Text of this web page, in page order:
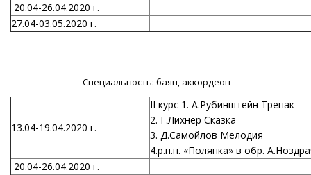
20.04-26.04.2020 г.
27.04-03.05.2020 г.
Специальность: баян, аккордеон
13.04-19.04.2020 г.
II курс 1. А.Рубинштейн Трепак
2. Г.Лихнер Сказка
3. Д.Самойлов Мелодия
4.р.н.п. «Полянка» в обр.
20.04-26.04.2020 г.